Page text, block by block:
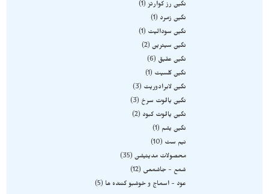
نگین رز کوارتز 1
نگین زمرد
1
نگین سودالیت
1
نگین سیترین 2
نگین عقیق
6
نگین کلسیت
1
نگین لابرادوریت
3
نگین یاقوت سرخ
3
نگین یاقوت کبود
2
نگین یشم
1
نیم ست
10
محصولات مدیتیشن 35
شمع - جاشمعی
12
عود - اسماج و خوشبو کننده ها
5